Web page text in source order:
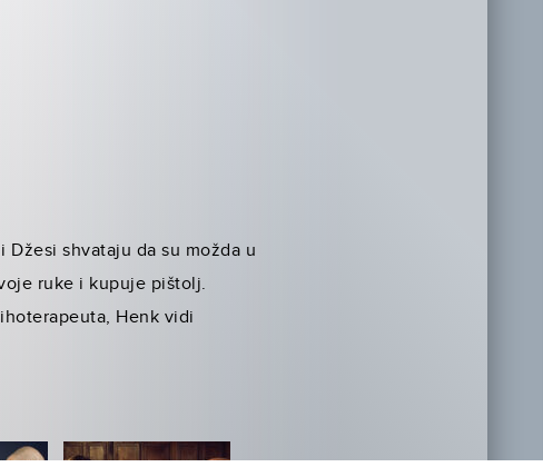
shvataju da su možda u
ruke i kupuje pištolj.
Henk vidi